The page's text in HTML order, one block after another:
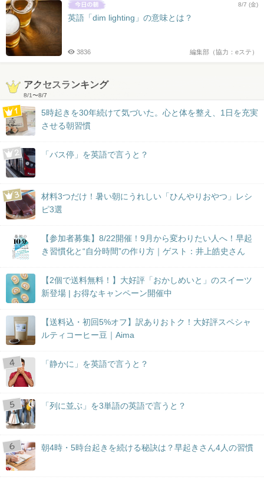
8/7 (金)
英語「dim lighting」の意味とは？
編集部（協力：eステ）
3836
アクセスランキング
8/1〜8/7
5時起きを30年続けて気づいた。心と体を整え、1日を充実
させる朝習慣
「バス停」を英語で言うと？
材料3つだけ！暑い朝にうれしい「ひんやりおやつ」レシ
ピ3選
【参加者募集】8/22開催！9月から変わりたい人へ！早起
き習慣化と“自分時間”の作り方｜ゲスト：井上皓史さん
【2個で送料無料！】大好評「おかしめいと」のスイーツ
新登場 | お得なキャンペーン開催中
【送料込・初回5%オフ】訳ありおトク！大好評スペシャ
ルティコーヒー豆｜Aima
「静かに」を英語で言うと？
「列に並ぶ」を3単語の英語で言うと？
朝4時・5時台起きを続ける秘訣は？早起きさん4人の習慣